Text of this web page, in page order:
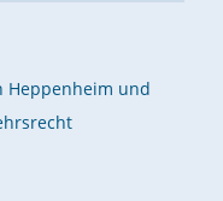
Heppenheim und